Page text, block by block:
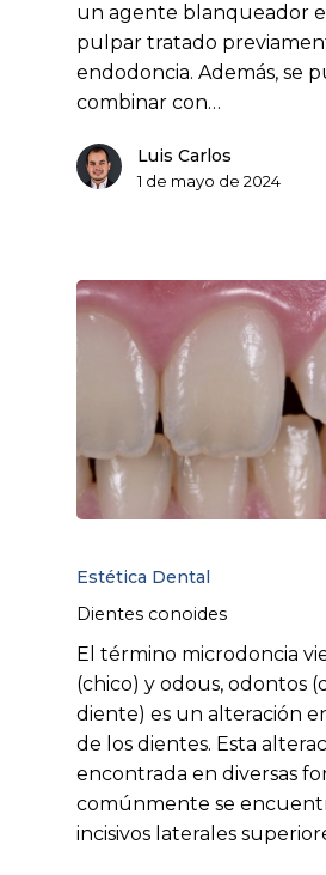
un agente blanqueador
pulpar tratado
endodoncia. Además, se
combinar con…
Luis Carlos
1 de mayo de 2024
Estética Dental
Dientes conoides
El término microdoncia
(chico) y odous, odontos
diente) es un alteración
de los dientes. Esta
encontrada en diversas
comúnmente se
incisivos laterales